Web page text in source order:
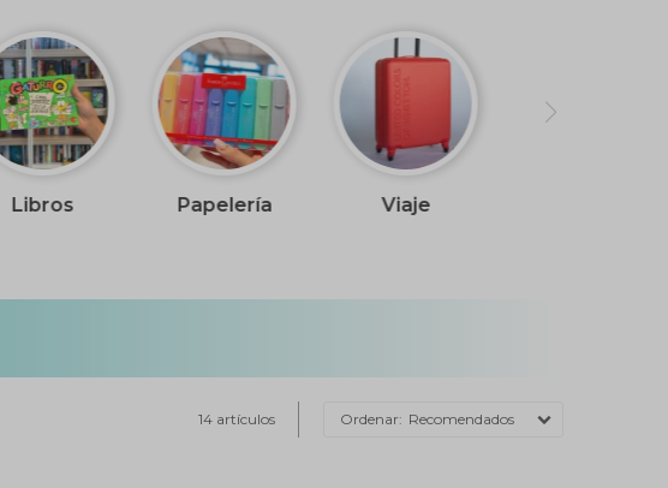
Libros Papelería Viaje
14 artículos Recomendados